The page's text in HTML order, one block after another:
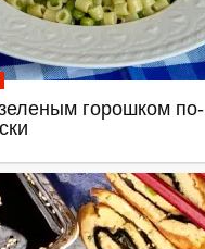
горошком по-